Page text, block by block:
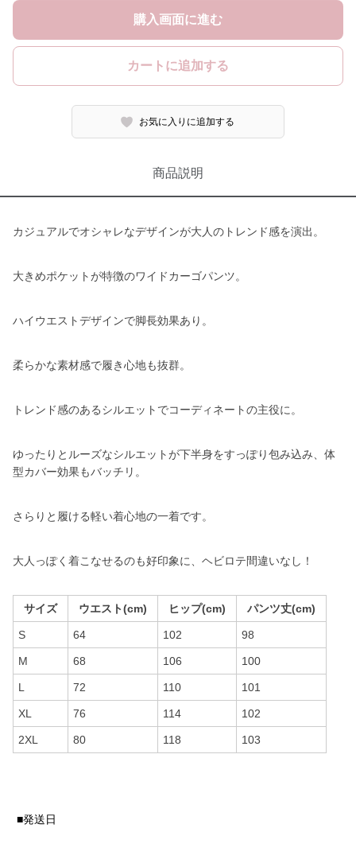
購入画面に進む
カートに追加する
お気に入りに追加する
商品説明
カジュアルでオシャレなデザインが大人のトレンド感を演出。
大きめポケットが特徴のワイドカーゴパンツ。
ハイウエストデザインで脚長効果あり。
柔らかな素材感で履き心地も抜群。
トレンド感のあるシルエットでコーディネートの主役に。
ゆったりとルーズなシルエットが下半身をすっぽり包み込み、体
型カバー効果もバッチリ。
さらりと履ける軽い着心地の一着です。
大人っぽく着こなせるのも好印象に、ヘビロテ間違いなし！
サイズ ウエスト(cm) ヒップ(cm) パンツ丈(cm)
S 64 102 98
M 68 106 100
L 72 110 101
XL 76 114 102
2XL 80 118 103
■発送日